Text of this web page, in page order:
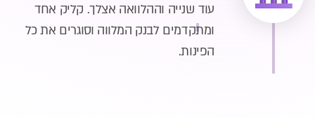
עוד שנייה וההלוואה אצלך. קליק אחד
ומתקדמים לבנק המלווה וסוגרים את כל
הפינות.